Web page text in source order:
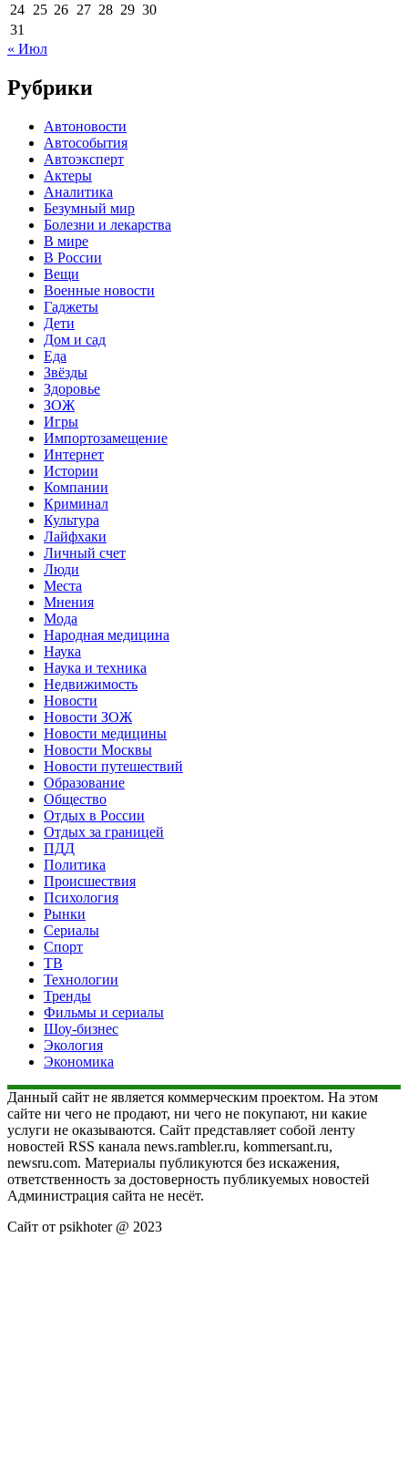
24 25 26 27 28 29 30
31
« Июл
Рубрики
Автоновости
Автособытия
Автоэксперт
Актеры
Аналитика
Безумный мир
Болезни и лекарства
В мире
В России
Вещи
Военные новости
Гаджеты
Дети
Дом и сад
Еда
Звёзды
Здоровье
ЗОЖ
Игры
Импортозамещение
Интернет
Истории
Компании
Криминал
Культура
Лайфхаки
Личный счет
Люди
Места
Мнения
Мода
Народная медицина
Наука
Наука и техника
Недвижимость
Новости
Новости ЗОЖ
Новости медицины
Новости Москвы
Новости путешествий
Образование
Общество
Отдых в России
Отдых за границей
ПДД
Политика
Происшествия
Психология
Рынки
Сериалы
Спорт
ТВ
Технологии
Тренды
Фильмы и сериалы
Шоу-бизнес
Экология
Экономика
Данный сайт не является коммерческим проектом. На этом
сайте ни чего не продают, ни чего не покупают, ни какие
услуги не оказываются. Сайт представляет собой ленту
новостей RSS канала news.rambler.ru, kommersant.ru,
newsru.com. Материалы публикуются без искажения,
ответственность за достоверность публикуемых новостей
Администрация сайта не несёт.
Сайт от psikhoter @ 2023